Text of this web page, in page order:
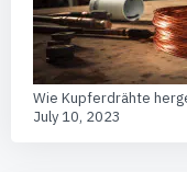
Wie Kupferdrähte
July 10, 2023